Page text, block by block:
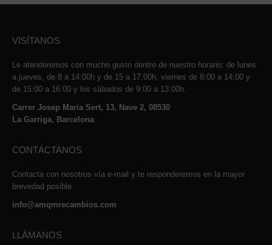
VISÍTANOS
Le atenderemos con mucho gusto dentro de nuestro horario: de lunes
a jueves, de 8 a 14:00h y de 15 a 17:00h, viernes de 8:00 a 14:00 y
de 15:00 a 16:00 y los sábados de 9:00 a 13:00h.
Carrer Josep Maria Sert, 13, Nave 2, 08530
La Garriga, Barcelona
CONTÁCTANOS
Contacta con nosotros vía e-mail y te responderemos en la mayor
brevedad posible.
info@amqmrecambios.com
LLÁMANOS